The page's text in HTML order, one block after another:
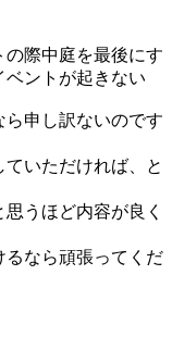
の際中庭を最後にす
ベントが起きない
申し訳ないのです
いただければ、と
うほど内容が良く
るなら頑張ってくだ